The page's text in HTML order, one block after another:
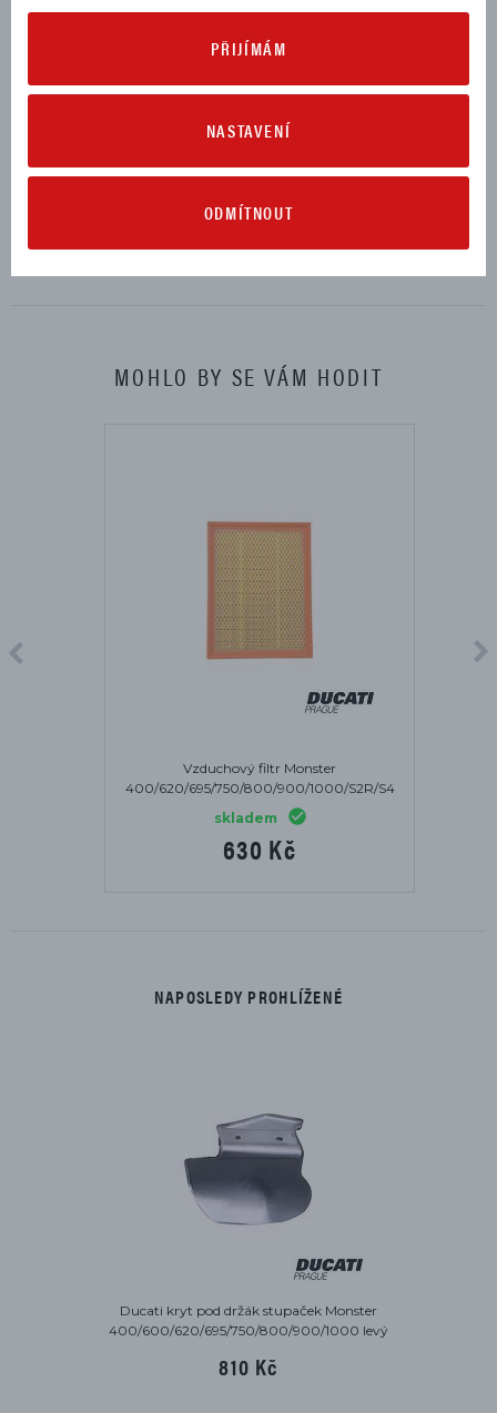
MOHLO BY SE VÁM HODIT
Vzduchový filtr Monster
400/620/695/750/800/900/1000/S2R/S4
skladem
630 Kč
NAPOSLEDY PROHLÍŽENÉ
Ducati kryt pod držák stupaček Monster
400/600/620/695/750/800/900/1000 levý
810 Kč
PŘIJÍMÁM
NASTAVENÍ
ODMÍTNOUT